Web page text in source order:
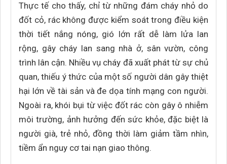
Thực tế cho thấy, chỉ từ những đám cháy nhỏ do
đốt cỏ, rác không được kiểm soát trong điều kiện
thời tiết nắng nóng, gió lớn rất dễ làm lửa lan
rộng, gây cháy lan sang nhà ở, sân vườn, công
trình lân cận. Nhiều vụ cháy đã xuất phát từ sự chủ
quan, thiếu ý thức của một số người dân gây thiệt
hại lớn về tài sản và đe dọa tính mạng con người.
Ngoài ra, khói bụi từ việc đốt rác còn gây ô nhiễm
môi trường, ảnh hưởng đến sức khỏe, đặc biệt là
người già, trẻ nhỏ, đồng thời làm giảm tầm nhìn,
tiềm ẩn nguy cơ tai nạn giao thông.